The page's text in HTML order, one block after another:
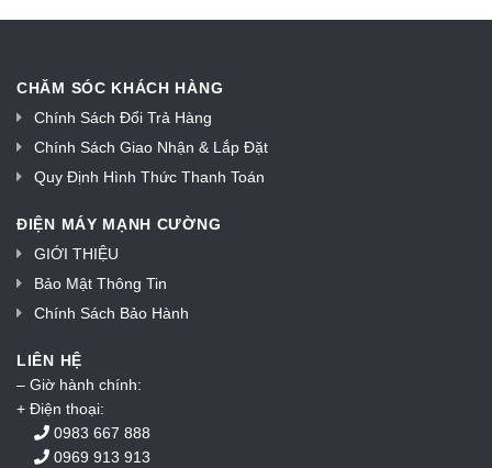
CHĂM SÓC KHÁCH HÀNG
Chính Sách Đổi Trả Hàng
Chính Sách Giao Nhận & Lắp Đặt
Quy Định Hình Thức Thanh Toán
ĐIỆN MÁY MẠNH CƯỜNG
GIỚI THIỆU
Bảo Mật Thông Tin
Chính Sách Bảo Hành
LIÊN HỆ
– Giờ hành chính:
+ Điện thoại:
0983 667 888
0969 913 913